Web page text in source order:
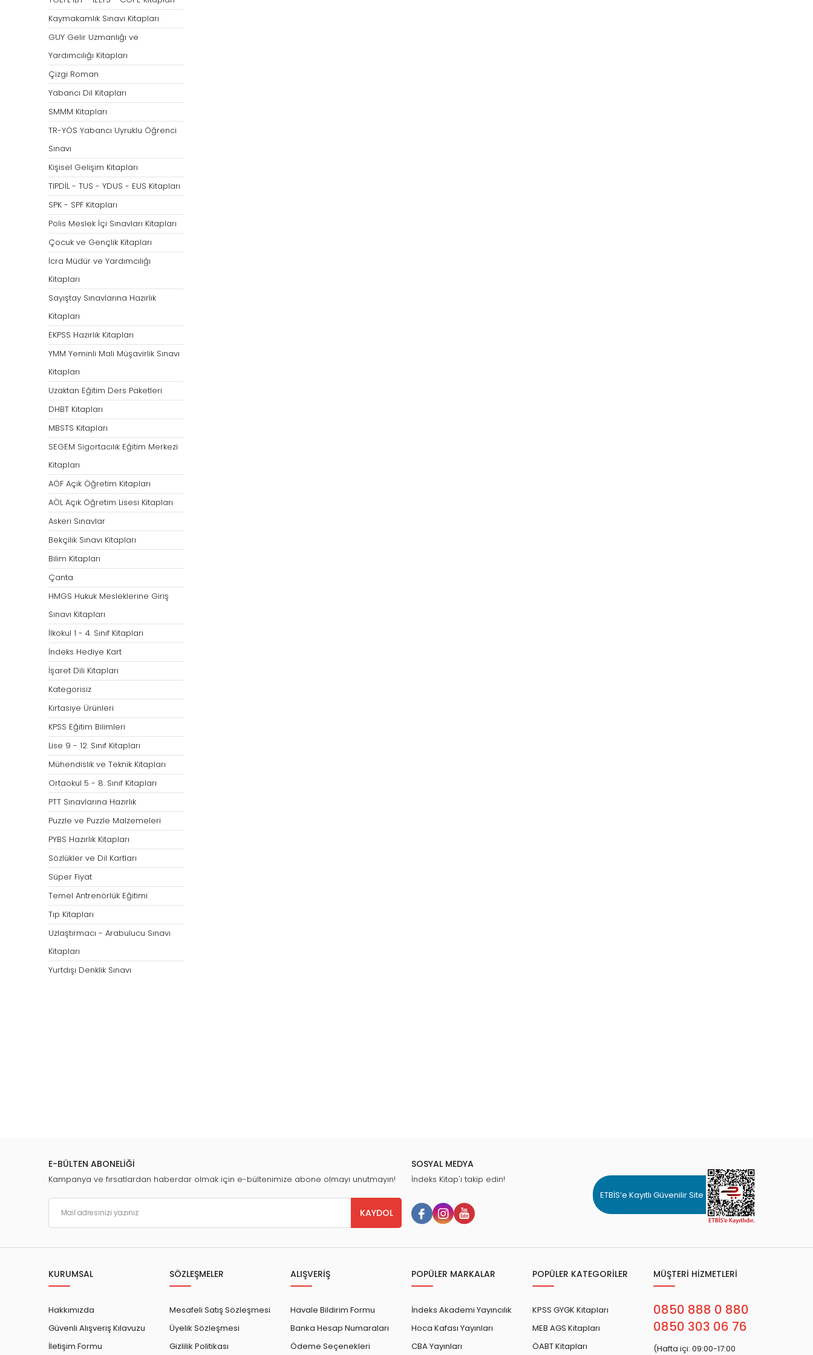
Kaymakamlık Sınavı Kitapları
GUY Gelir Uzmanlığı ve
Yardımcılığı Kitapları
Çizgi Roman
Yabancı Dil Kitapları
SMMM Kitapları
TR-YÖS Yabancı Uyruklu Öğrenci
Sınavı
Kişisel Gelişim Kitapları
TIPDİL - TUS - YDUS - EUS Kitapları
SPK - SPF Kitapları
Polis Meslek İçi Sınavları Kitapları
Çocuk ve Gençlik Kitapları
İcra Müdür ve Yardımcılığı
Kitapları
Sayıştay Sınavlarına Hazırlık
Kitapları
EKPSS Hazırlık Kitapları
YMM Yeminli Mali Müşavirlik Sınavı
Kitapları
Uzaktan Eğitim Ders Paketleri
DHBT Kitapları
MBSTS Kitapları
SEGEM Sigortacılık Eğitim Merkezi
Kitapları
AÖF Açık Öğretim Kitapları
AÖL Açık Öğretim Lisesi Kitapları
Askeri Sınavlar
Bekçilik Sınavı Kitapları
Bilim Kitapları
Çanta
HMGS Hukuk Mesleklerine Giriş
Sınavı Kitapları
İlkokul 1 - 4. Sınıf Kitapları
İndeks Hediye Kart
İşaret Dili Kitapları
Kategorisiz
Kırtasiye Ürünleri
KPSS Eğitim Bilimleri
Lise 9 - 12. Sınıf Kitapları
Mühendislik ve Teknik Kitapları
Ortaokul 5 - 8. Sınıf Kitapları
PTT Sınavlarına Hazırlık
Puzzle ve Puzzle Malzemeleri
PYBS Hazırlık Kitapları
Sözlükler ve Dil Kartları
Süper Fiyat
Temel Antrenörlük Eğitimi
Tıp Kitapları
Uzlaştırmacı - Arabulucu Sınavı
Kitapları
Yurtdışı Denklik Sınavı
E-BÜLTEN ABONELİĞİ
Kampanya ve fırsatlardan haberdar olmak için e-bültenimize abone olmayı unutmayın!
KAYDOL
SOSYAL MEDYA
İndeks Kitap'ı takip edin!
ETBİS’e Kayıtlı Güvenilir Site
KURUMSAL
Hakkımızda
Güvenli Alışveriş Kılavuzu
İletişim Formu
SÖZLEŞMELER
Mesafeli Satış Sözleşmesi
Üyelik Sözleşmesi
Gizlilik Politikası
ALIŞVERİŞ
Havale Bildirim Formu
Banka Hesap Numaraları
Ödeme Seçenekleri
POPÜLER MARKALAR
İndeks Akademi Yayıncılık
Hoca Kafası Yayınları
CBA Yayınları
POPÜLER KATEGORİLER
KPSS GYGK Kitapları
MEB AGS Kitapları
ÖABT Kitapları
MÜŞTERİ HİZMETLERİ
0850 888 0 880
0850 303 06 76
(Hafta içi: 09:00-17:00